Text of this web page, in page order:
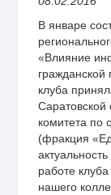
В январе
«Влияние
клуба
комитета по
(фракция
работе
нашего